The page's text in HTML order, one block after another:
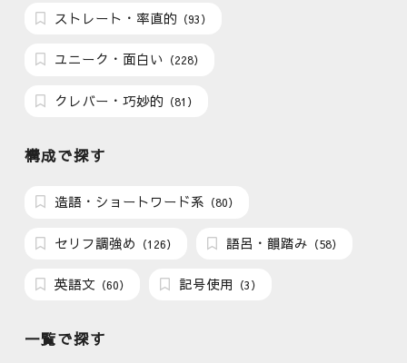
ストレート・率直的 （93）
ユニーク・面白い （228）
クレバー・巧妙的 （81）
構成で探す
造語・ショートワード系 （80）
セリフ調強め （126） 語呂・韻踏み （58）
英語文 （60） 記号使用 （3）
一覧で探す